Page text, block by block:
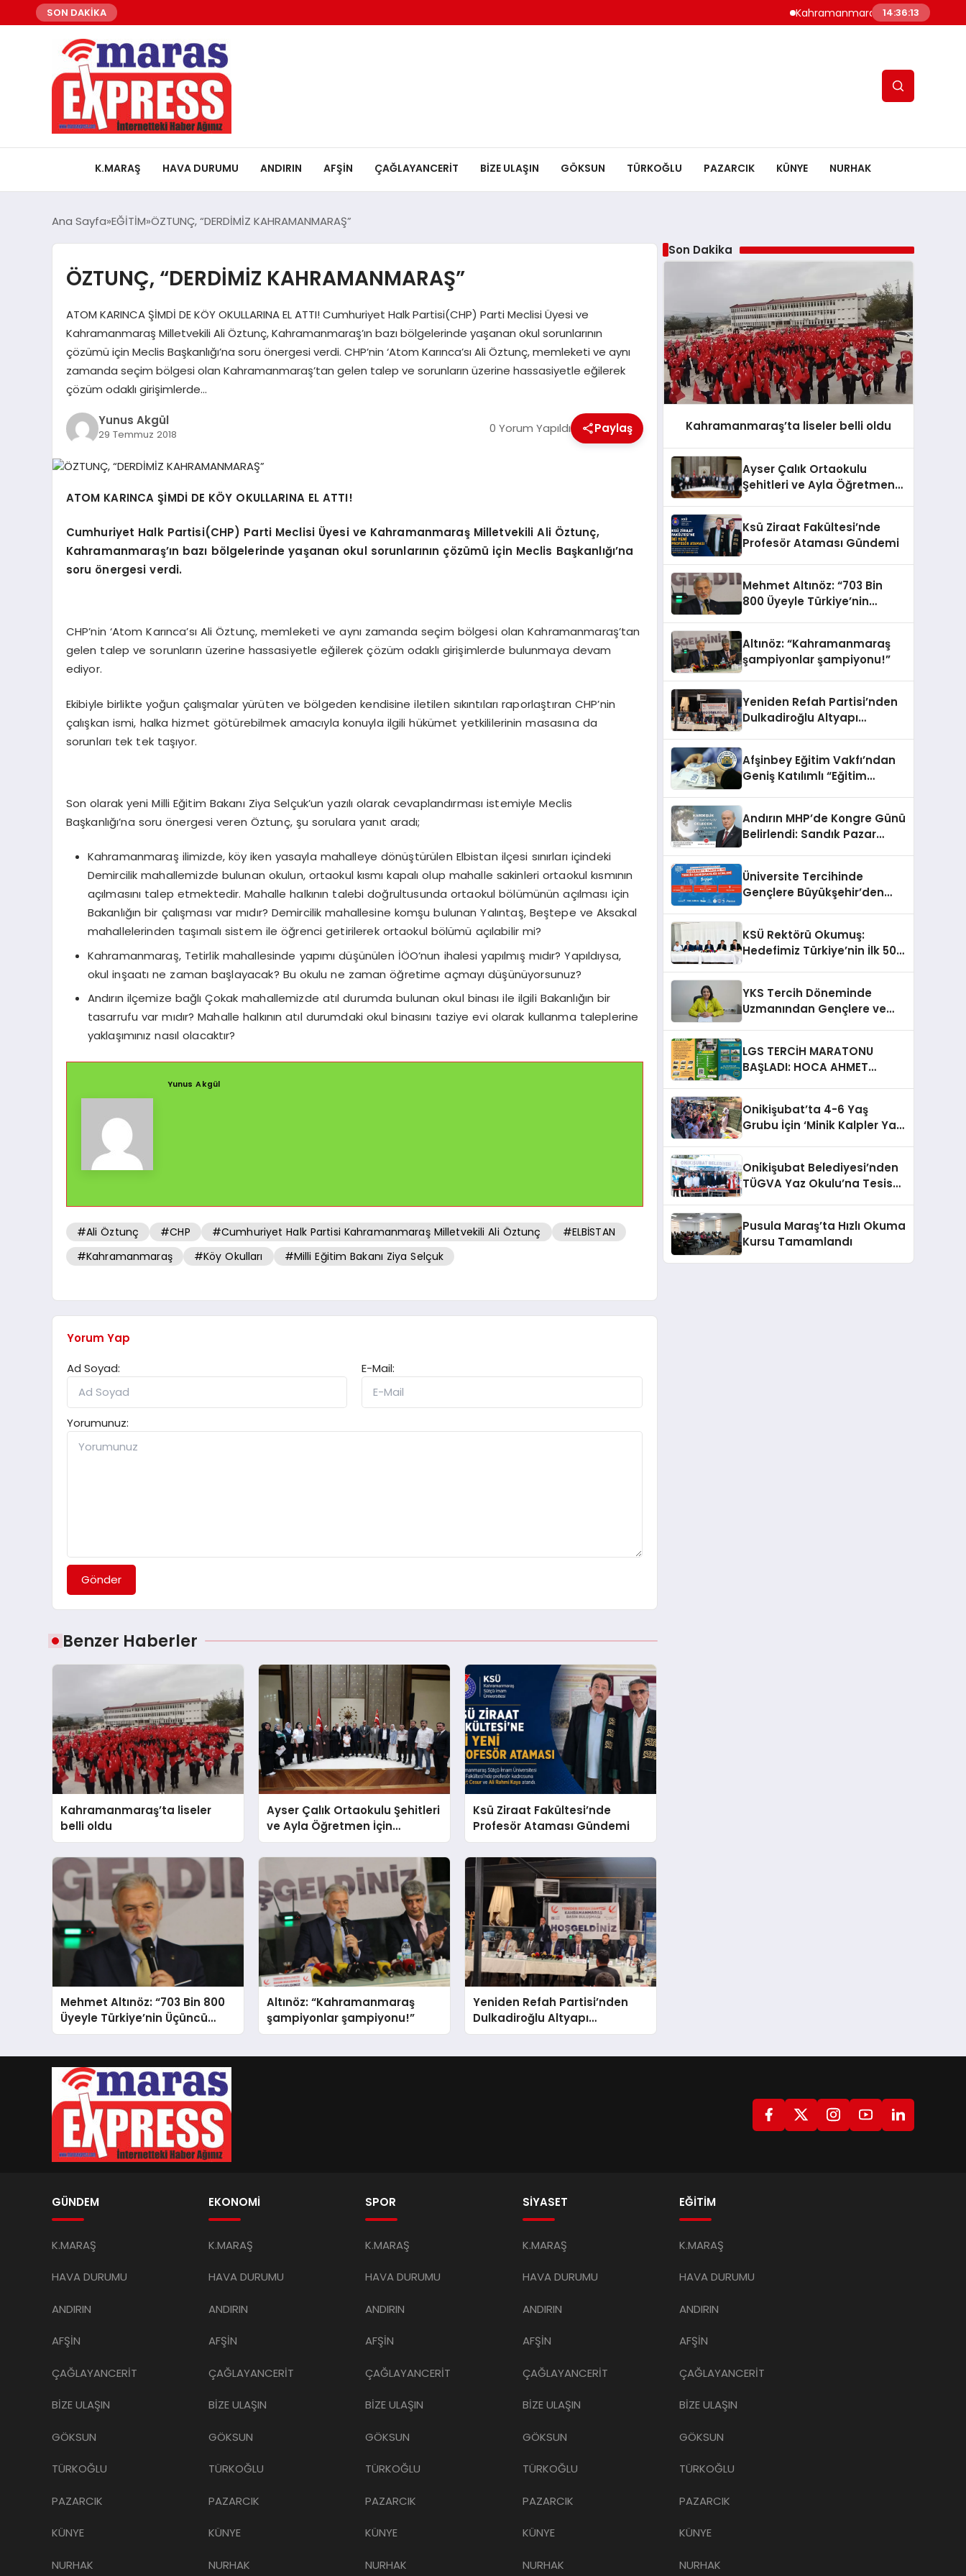
SON DAKİKA Kahramanmaraş’ta Altyapı Çoşkusu:
14:36:14
K.MARAŞ HAVA DURUMU ANDIRIN AFŞİN ÇAĞLAYANCERİT BİZE ULAŞIN GÖKSUN TÜRKOĞLU PAZARCIK KÜNYE NURHAK
Ana Sayfa EĞİTİM ÖZTUNÇ, “DERDİMİZ KAHRAMANMARAŞ”
ÖZTUNÇ, “DERDİMİZ KAHRAMANMARAŞ”
ATOM KARINCA ŞİMDİ DE KÖY OKULLARINA EL ATTI! Cumhuriyet Halk Partisi(CHP) Parti Meclisi Üyesi ve
Kahramanmaraş Milletvekili Ali Öztunç, Kahramanmaraş’ın bazı bölgelerinde yaşanan okul sorunlarının
çözümü için Meclis Başkanlığı’na soru önergesi verdi. CHP’nin ‘Atom Karınca’sı Ali Öztunç, memleketi ve aynı
zamanda seçim bölgesi olan Kahramanmaraş’tan gelen talep ve sorunların üzerine hassasiyetle eğilerek
çözüm odaklı girişimlerde…
Yunus Akgül
29 Temmuz 2018 0 Yorum Yapıldı Paylaş
ATOM KARINCA ŞİMDİ DE KÖY OKULLARINA EL ATTI!
Cumhuriyet Halk Partisi(CHP) Parti Meclisi Üyesi ve Kahramanmaraş Milletvekili Ali Öztunç,
Kahramanmaraş’ın bazı bölgelerinde yaşanan okul sorunlarının çözümü için Meclis Başkanlığı’na
soru önergesi verdi.
CHP’nin ‘Atom Karınca’sı Ali Öztunç, memleketi ve aynı zamanda seçim bölgesi olan Kahramanmaraş’tan
gelen talep ve sorunların üzerine hassasiyetle eğilerek çözüm odaklı girişimlerde bulunmaya devam
ediyor.
Ekibiyle birlikte yoğun çalışmalar yürüten ve bölgeden kendisine iletilen sıkıntıları raporlaştıran CHP’nin
çalışkan ismi, halka hizmet götürebilmek amacıyla konuyla ilgili hükümet yetkililerinin masasına da
sorunları tek tek taşıyor.
Son olarak yeni Milli Eğitim Bakanı Ziya Selçuk’un yazılı olarak cevaplandırması istemiyle Meclis
Başkanlığı’na soru önergesi veren Öztunç, şu sorulara yanıt aradı;
Kahramanmaraş ilimizde, köy iken yasayla mahalleye dönüştürülen Elbistan ilçesi sınırları içindeki
Demircilik mahallemizde bulunan okulun, ortaokul kısmı kapalı olup mahalle sakinleri ortaokul kısmının
açılmasını talep etmektedir. Mahalle halkının talebi doğrultusunda ortaokul bölümünün açılması için
Bakanlığın bir çalışması var mıdır? Demircilik mahallesine komşu bulunan Yalıntaş, Beştepe ve Aksakal
mahallelerinden taşımalı sistem ile öğrenci getirilerek ortaokul bölümü açılabilir mi?
Kahramanmaraş, Tetirlik mahallesinde yapımı düşünülen İÖO’nun ihalesi yapılmış mıdır? Yapıldıysa,
okul inşaatı ne zaman başlayacak? Bu okulu ne zaman öğretime açmayı düşünüyorsunuz?
Andırın ilçemize bağlı Çokak mahallemizde atıl durumda bulunan okul binası ile ilgili Bakanlığın bir
tasarrufu var mıdır? Mahalle halkının atıl durumdaki okul binasını taziye evi olarak kullanma taleplerine
yaklaşımınız nasıl olacaktır?
Yunus Akgül
#Ali Öztunç #CHP #Cumhuriyet Halk Partisi Kahramanmaraş Milletvekili Ali Öztunç
#ELBİSTAN
#Kahramanmaraş
#Köy Okulları #Milli Eğitim Bakanı Ziya Selçuk
Yorum Yap
Ad Soyad:
E-Mail:
Yorumunuz:
Gönder
Benzer Haberler
Kahramanmaraş’ta liseler
belli oldu
Ayser Çalık Ortaokulu Şehitleri
ve Ayla Öğretmen İçin
Cumhurbaşkanlığı
Külliyesi’nde Anlamlı Kabul
Ksü Ziraat Fakültesi’nde
Profesör Ataması Gündemi
Mehmet Altınöz: “703 Bin 800
Üyeyle Türkiye’nin Üçüncü
Büyük Partisiyiz
Altınöz: “Kahramanmaraş
şampiyonlar şampiyonu!”
Yeniden Refah Partisi’nden
Dulkadiroğlu Altyapı
Açıklaması: “Sorumlusu
Son Dakika
Kahramanmaraş’ta liseler belli oldu
Ayser Çalık Ortaokulu
Şehitleri ve Ayla Öğretmen
Ksü Ziraat Fakültesi’nde
Profesör Ataması Gündemi
Mehmet Altınöz: “703 Bin
800 Üyeyle Türkiye’nin
Altınöz: “Kahramanmaraş
şampiyonlar şampiyonu!”
Yeniden Refah Partisi’nden
Dulkadiroğlu Altyapı
Afşinbey Eğitim Vakfı’ndan
Geniş Katılımlı “Eğitim
Hizmet Binası
Andırın MHP’de Kongre Günü
Belirlendi: Sandık Pazar
Üniversite Tercihinde
Gençlere Büyükşehir’den
KSÜ Rektörü Okumuş:
Hedefimiz Türkiye’nin İlk 50
YKS Tercih Döneminde
Uzmanından Gençlere ve
LGS TERCİH MARATONU
BAŞLADI: HOCA AHMET
Onikişubat’ta 4-6 Yaş
Grubu İçin ‘Minik Kalpler Yaz
Onikişubat Belediyesi’nden
TÜGVA Yaz Okulu’na Tesis
Pusula Maraş’ta Hızlı Okuma
Kursu Tamamlandı
GÜNDEM
K.MARAŞ
HAVA DURUMU
ANDIRIN
AFŞİN
ÇAĞLAYANCERİT
BİZE ULAŞIN
GÖKSUN
TÜRKOĞLU
PAZARCIK
KÜNYE
NURHAK
EKONOMİ
K.MARAŞ
HAVA DURUMU
ANDIRIN
AFŞİN
ÇAĞLAYANCERİT
BİZE ULAŞIN
GÖKSUN
TÜRKOĞLU
PAZARCIK
KÜNYE
NURHAK
SPOR
K.MARAŞ
HAVA DURUMU
ANDIRIN
AFŞİN
ÇAĞLAYANCERİT
BİZE ULAŞIN
GÖKSUN
TÜRKOĞLU
PAZARCIK
KÜNYE
NURHAK
SİYASET
K.MARAŞ
HAVA DURUMU
ANDIRIN
AFŞİN
ÇAĞLAYANCERİT
BİZE ULAŞIN
GÖKSUN
TÜRKOĞLU
PAZARCIK
KÜNYE
NURHAK
EĞİTİM
K.MARAŞ
HAVA DURUMU
ANDIRIN
AFŞİN
ÇAĞLAYANCERİT
BİZE ULAŞIN
GÖKSUN
TÜRKOĞLU
PAZARCIK
KÜNYE
NURHAK